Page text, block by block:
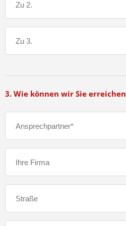
3. Wie können wir Sie erreichen